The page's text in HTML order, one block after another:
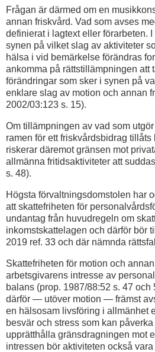
Frågan är därmed om en
annan friskvård. Vad som avses
definierat i lagtext eller förarbeten.
synen på vilket slag av aktiviteter
hälsa i vid bemärkelse förändras
ankomma på rättstillämpningen att
förändringar som sker i synen på
enklare slag av motion och annan
2002/03:123 s. 15).
Om tillämpningen av vad som
ramen för ett friskvårdsbidrag
riskerar däremot gränsen mot
allmänna fritidsaktiviteter att
s. 48).
Högsta förvaltningsdomstolen har
att skattefriheten för
undantag från huvudregeln om
inkomstskattelagen och därför bör
2019 ref. 33 och där nämnda
Skattefriheten för motion och
arbetsgivarens intresse av
balans (prop. 1987/88:52 s. 47 och
därför — utöver motion — främst
en hälsosam livsföring i allmänhet
besvär och stress som kan
upprätthålla gränsdragningen mot
intressen bör aktiviteten också